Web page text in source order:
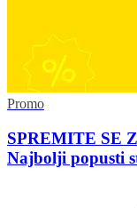
Promo
SPREMITE SE
Najbolji popusti